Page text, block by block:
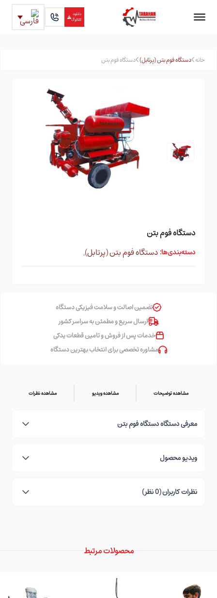
دانلود
کاتالوگ
خانه دستگاه فوم بتن (پرتابل) دستگاه فوم بتن
دستگاه فوم بتن
دسته‌بندی‌ها:دستگاه فوم بتن (پرتابل),
تضمین اصالت و سلامت فیزیکی دستگاه
ارسال سریع و مطمئن به سراسر کشور
خدمات پس از فروش و تامین قطعات یدکی
مشاوره تخصصی برای انتخاب بهترین دستگاه
مشاهده توضیحات مشاهده ویدیو مشاهده نظرات
معرفی دستگاه دستگاه فوم بتن
ویدیو محصول
نظرات کاربران (0 نظر)
محصولات مرتبط